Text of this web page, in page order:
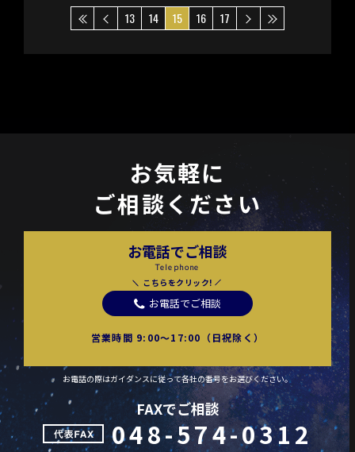
13 14 15 16 17
お気軽に
ご相談ください
お電話でご相談
Telephone
こちらをクリック!
お電話でご相談
営業時間 9:00〜17:00（日祝除く）
お電話の際はガイダンスに従って各社の番号をお選びください。
FAXでご相談
048-574-0312